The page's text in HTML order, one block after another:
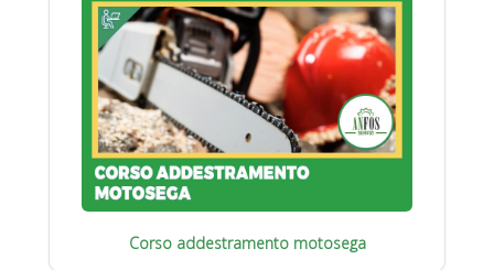
Corso addestramento motosega